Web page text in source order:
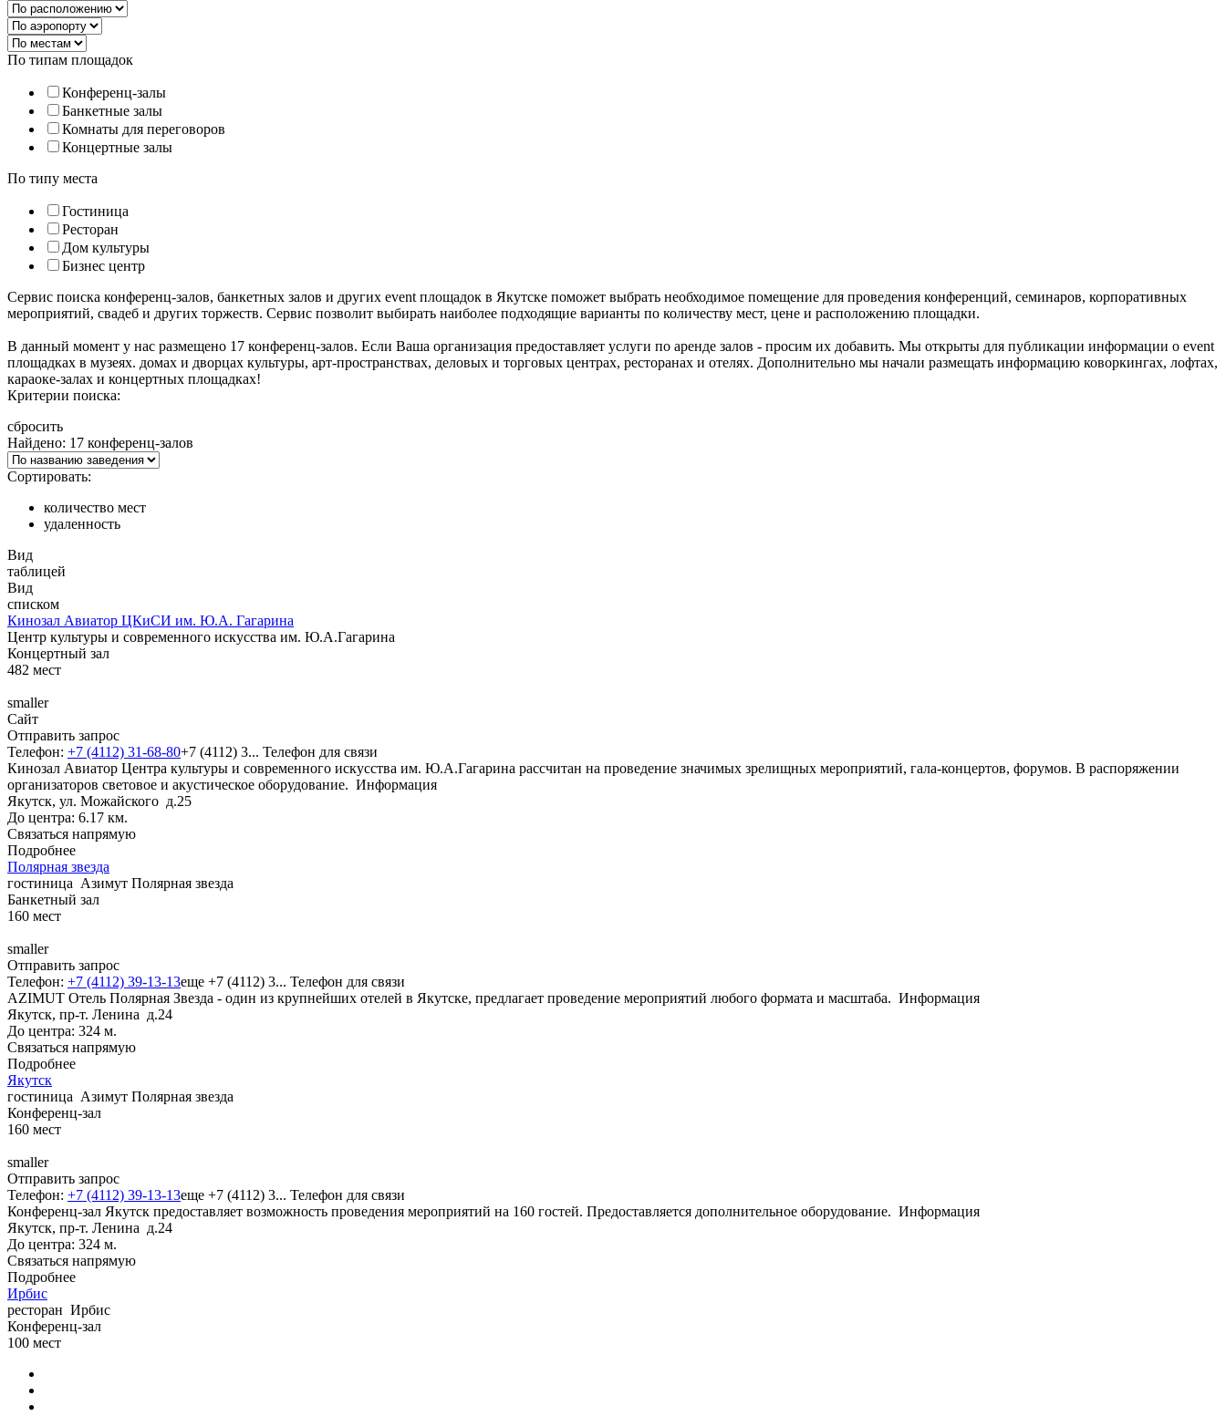
По типам площадок
Конференц-залы
Банкетные залы
Комнаты для переговоров
Концертные залы
По типу места
Гостиница
Ресторан
Дом культуры
Бизнес центр
Сервис поиска конференц-залов, банкетных залов и других event площадок в Якутске поможет выбрать необходимое помещение для проведения конференций, семинаров, корпоративных
мероприятий, свадеб и других торжеств. Сервис позволит выбирать наиболее подходящие варианты по количеству мест, цене и расположению площадки.
В данный момент у нас размещено 17 конференц-залов. Если Ваша организация предоставляет услуги по аренде залов - просим их добавить. Мы открыты для публикации информации о event
площадках в музеях. домах и дворцах культуры, арт-пространствах, деловых и торговых центрах, ресторанах и отелях. Дополнительно мы начали размещать информацию коворкингах, лофтах,
караоке-залах и концертных площадках!
Критерии поиска:
сбросить
Найдено: 17 конференц-залов
Сортировать:
количество мест
удаленность
Вид
таблицей
Вид
списком
Кинозал Авиатор ЦКиСИ им. Ю.А. Гагарина
Центр культуры и современного искусства им. Ю.А.Гагарина
Концертный зал
482 мест
smaller
Сайт
Отправить запрос
Телефон: +7 (4112) 31-68-80+7 (4112) 3... Телефон для связи
Кинозал Авиатор Центра культуры и современного искусства им. Ю.А.Гагарина рассчитан на проведение значимых зрелищных мероприятий, гала-концертов, форумов. В распоряжении
организаторов световое и акустическое оборудование. Информация
Якутск, ул. Можайского д.25
До центра: 6.17 км.
Связаться напрямую
Подробнее
Полярная звезда
гостиница Азимут Полярная звезда
Банкетный зал
160 мест
smaller
Отправить запрос
Телефон: +7 (4112) 39-13-13еще +7 (4112) 3... Телефон для связи
AZIMUT Отель Полярная Звезда - один из крупнейших отелей в Якутске, предлагает проведение мероприятий любого формата и масштаба. Информация
Якутск, пр-т. Ленина д.24
До центра: 324 м.
Связаться напрямую
Подробнее
Якутск
гостиница Азимут Полярная звезда
Конференц-зал
160 мест
smaller
Отправить запрос
Телефон: +7 (4112) 39-13-13еще +7 (4112) 3... Телефон для связи
Конференц-зал Якутск предоставляет возможность проведения мероприятий на 160 гостей. Предоставляется дополнительное оборудование. Информация
Якутск, пр-т. Ленина д.24
До центра: 324 м.
Связаться напрямую
Подробнее
Ирбис
ресторан Ирбис
Конференц-зал
100 мест